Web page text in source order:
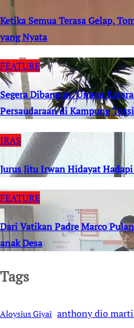
Ketika Semua Terasa Gelap,
yang Nyata
FEATURE
Segera Dibangun: Umma
Persaudaraan di Kampung Tossi
IRAS
Jurus Jitu Irwan Hidayat
FEATURE
Dari Vatikan Padre Marco
anak Desa
Tags
Aloysius Giyai anthony dio